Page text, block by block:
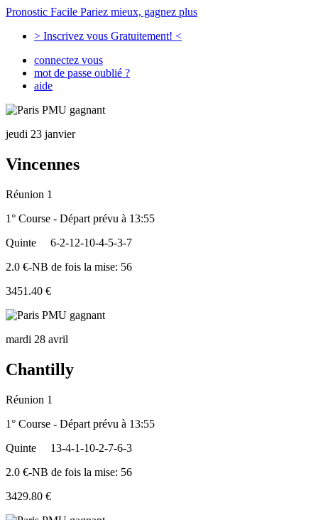
Pronostic Facile Pariez mieux, gagnez plus
> Inscrivez vous Gratuitement! <
connectez vous
mot de passe oublié ?
aide
jeudi 23 janvier
Vincennes
Réunion 1
1° Course - Départ prévu à 13:55
Quinte
6-2-12-10-4-5-3-7
2.0 €-NB de fois la mise: 56
3451.40 €
mardi 28 avril
Chantilly
Réunion 1
1° Course - Départ prévu à 13:55
Quinte
13-4-1-10-2-7-6-3
2.0 €-NB de fois la mise: 56
3429.80 €